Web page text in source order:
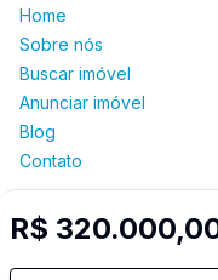
R$
Home
Sobre nós
Buscar imóvel
Anunciar imóvel
Blog
Contato